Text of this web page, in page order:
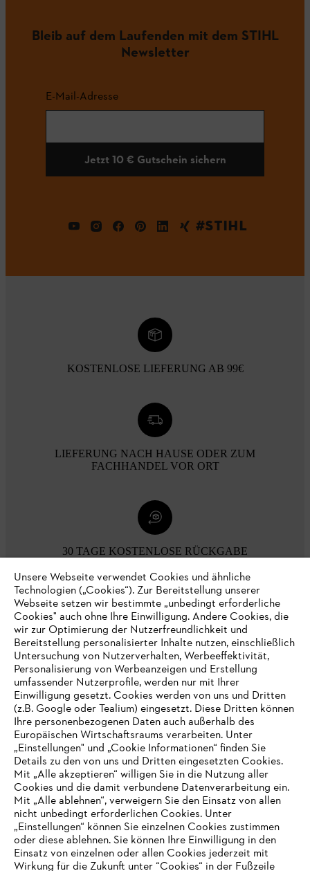
Bleib auf dem Laufenden mit dem STIHL
Newsletter
E-Mail-Adresse
Jetzt 10 € Gutschein sichern
#STIHL
KOSTENLOSE LIEFERUNG AB 99€
LIEFERUNG NACH HAUSE ODER ZUM
FACHHANDEL VOR ORT
30 TAGE KOSTENLOSE RÜCKGABE
Zahlungsmöglichkeiten
Unternehmen
Online Shop
Service
IHR BROWSER WIRD NICHT
UNTERSTÜTZT
Unsere Webseite verwendet Cookies und ähnliche
Technologien („Cookies“). Zur Bereitstellung unserer
Webseite setzen wir bestimmte „unbedingt erforderliche
Cookies" auch ohne Ihre Einwilligung. Andere Cookies, die
wir zur Optimierung der Nutzerfreundlichkeit und
Bereitstellung personalisierter Inhalte nutzen, einschließlich
Untersuchung von Nutzerverhalten, Werbeeffektivität,
Personalisierung von Werbeanzeigen und Erstellung
umfassender Nutzerprofile, werden nur mit Ihrer
Einwilligung gesetzt. Cookies werden von uns und Dritten
(z.B. Google oder Tealium) eingesetzt. Diese Dritten können
Ihre personenbezogenen Daten auch außerhalb des
Europäischen Wirtschaftsraums verarbeiten. Unter
„Einstellungen" und „Cookie Informationen“ finden Sie
Details zu den von uns und Dritten eingesetzten Cookies.
Mit „Alle akzeptieren“ willigen Sie in die Nutzung aller
Cookies und die damit verbundene Datenverarbeitung ein.
Mit „Alle ablehnen“, verweigern Sie den Einsatz von allen
nicht unbedingt erforderlichen Cookies. Unter
„Einstellungen“ können Sie einzelnen Cookies zustimmen
oder diese ablehnen. Sie können Ihre Einwilligung in den
Einsatz von einzelnen oder allen Cookies jederzeit mit
Wirkung für die Zukunft unter “Cookies“ in der Fußzeile